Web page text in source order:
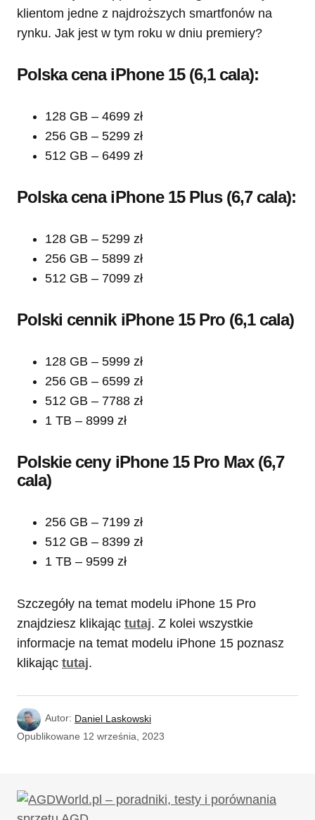
klientom jedne z najdroższych smartfonów na
rynku. Jak jest w tym roku w dniu premiery?
Polska cena iPhone 15 (6,1 cala):
128 GB – 4699 zł
256 GB – 5299 zł
512 GB – 6499 zł
Polska cena iPhone 15 Plus (6,7 cala):
128 GB – 5299 zł
256 GB – 5899 zł
512 GB – 7099 zł
Polski cennik iPhone 15 Pro (6,1 cala)
128 GB – 5999 zł
256 GB – 6599 zł
512 GB – 7788 zł
1 TB – 8999 zł
Polskie ceny iPhone 15 Pro Max (6,7
cala)
256 GB – 7199 zł
512 GB – 8399 zł
1 TB – 9599 zł
Szczegóły na temat modelu iPhone 15 Pro
znajdziesz klikając tutaj. Z kolei wszystkie
informacje na temat modelu iPhone 15 poznasz
klikając tutaj.
Autor: Daniel Laskowski
Opublikowane 12 września, 2023